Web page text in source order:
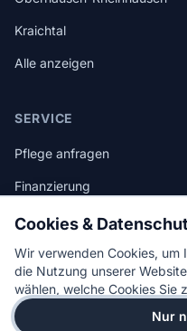
Cookies &
Wir verwenden Cookies, um
die Nutzung unserer
wählen, welche Cookies Sie
Nur
Kraichtal
Alle anzeigen
SERVICE
Pflege anfragen
Finanzierung
Ratgeber
FAQ